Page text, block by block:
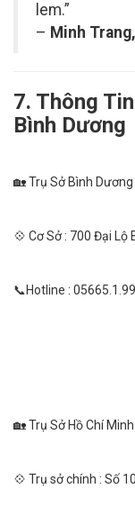
lem.”
– Minh
7. Thông
Bình Dương
🏡 Trụ Sở Bình Dương
💠 Cơ Sở : 700 Đại Lộ
📞Hotline :
🏡 Trụ Sở Hồ Chí Minh
💠 Trụ sở chính : Số